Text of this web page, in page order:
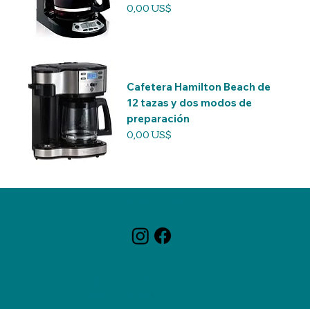
Precio
0,00 US$
Cafetera Hamilton Beach de
12 tazas y dos modos de
preparación
Precio
0,00 US$